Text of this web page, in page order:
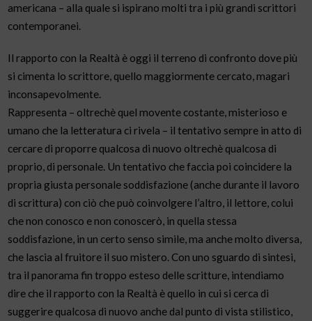
americana – alla quale si ispirano molti tra i più grandi scrittori
contemporanei.
Il rapporto con la Realtà è oggi il terreno di confronto dove più
si cimenta lo scrittore, quello maggiormente cercato, magari
inconsapevolmente.
Rappresenta – oltrechè quel movente costante, misterioso e
umano che la letteratura ci rivela – il tentativo sempre in atto di
cercare di proporre qualcosa di nuovo oltrechè qualcosa di
proprio, di personale. Un tentativo che faccia poi coincidere la
propria giusta personale soddisfazione (anche durante il lavoro
di scrittura) con ciò che può coinvolgere l’altro, il lettore, colui
che non conosco e non conoscerò, in quella stessa
soddisfazione, in un certo senso simile, ma anche molto diversa,
che lascia al fruitore il suo mistero. Con uno sguardo di sintesi,
tra il panorama fin troppo esteso delle scritture, intendiamo
dire che il rapporto con la Realtà è quello in cui si cerca di
suggerire qualcosa di nuovo anche dal punto di vista stilistico,